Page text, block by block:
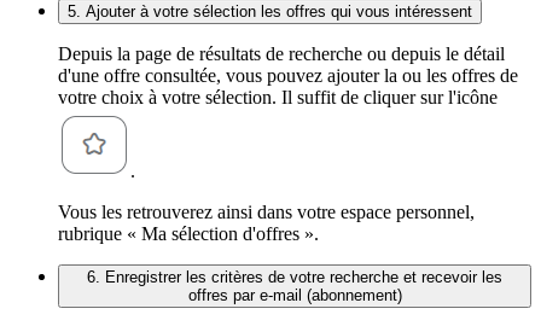
5. Ajouter à votre sélection les offres qui vous intéressent
Depuis la page de résultats de recherche ou depuis le détail
d'une offre consultée, vous pouvez ajouter la ou les offres de
votre choix à votre sélection. Il suffit de cliquer sur l'icône
.
Vous les retrouverez ainsi dans votre espace personnel,
rubrique « Ma sélection d'offres ».
6. Enregistrer les critères de votre recherche et recevoir les
offres par e-mail (abonnement)